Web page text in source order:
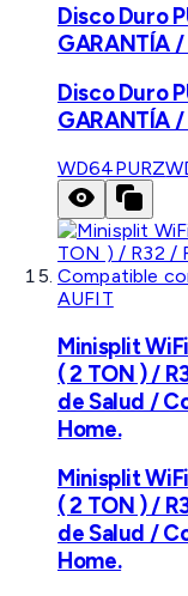
Disco Duro
GARANTÍA
Disco Duro
GARANTÍA
WD64PURZ
AUFIT
Minisplit
( 2 TON ) /
de Salud /
Home.
Minisplit
( 2 TON ) /
de Salud /
Home.